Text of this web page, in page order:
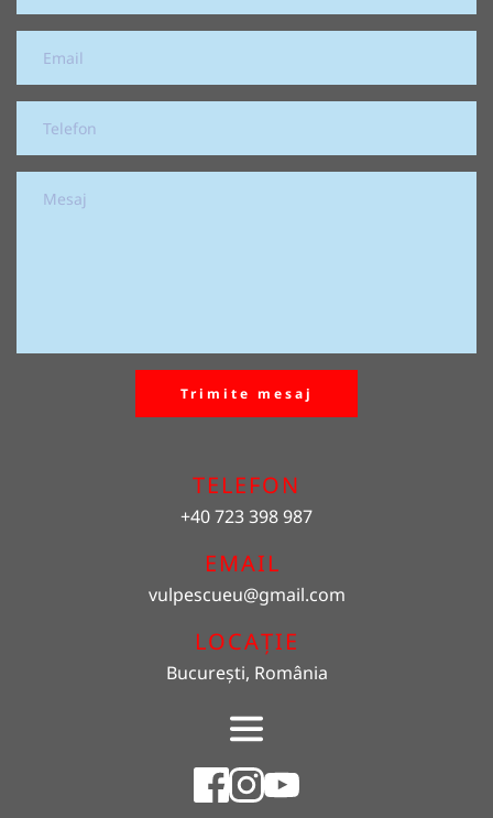
Trimite mesaj
TELEFON
+40 723 398 987
EMAIL
vulpescueu@gmail.com
LOCAȚIE
București, România